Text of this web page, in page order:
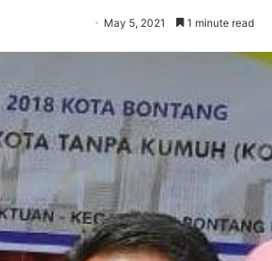
May 5, 2021 1 minute read